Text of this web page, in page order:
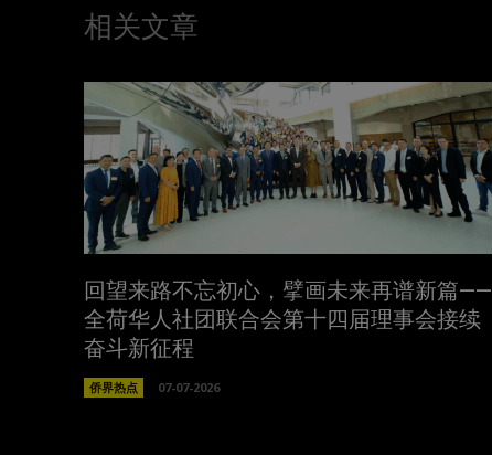
相关文章
回望来路不忘初心，擘画未来再谱新篇——
全荷华人社团联合会第十四届理事会接续
奋斗新征程
侨界热点 07-07-2026